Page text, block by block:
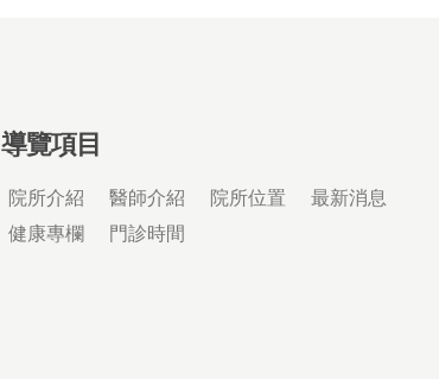
導覽項目
院所介紹 醫師介紹 院所位置
最新消息
健康專欄
門診時間